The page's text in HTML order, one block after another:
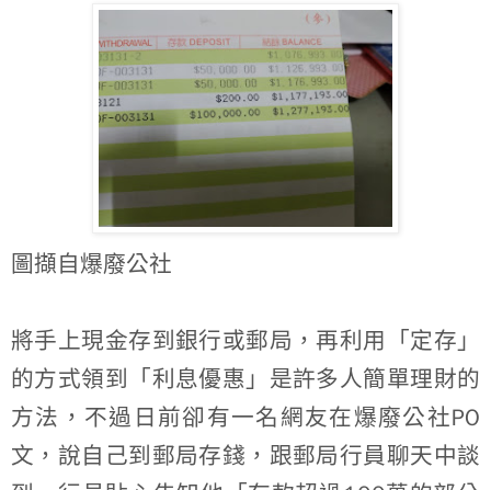
圖擷自爆廢公社
將手上現金存到銀行或郵局，再利用「定存」
的方式領到「利息優惠」是許多人簡單理財的
方法，不過日前卻有一名網友在爆廢公社PO
文，說自己到郵局存錢，跟郵局行員聊天中談